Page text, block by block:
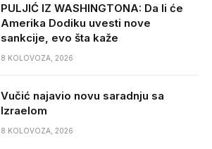
PULJIĆ IZ WASHINGTONA: Da li će
Amerika Dodiku uvesti nove
sankcije, evo šta kaže
8 KOLOVOZA, 2026
Vučić najavio novu saradnju sa
Izraelom
8 KOLOVOZA, 2026